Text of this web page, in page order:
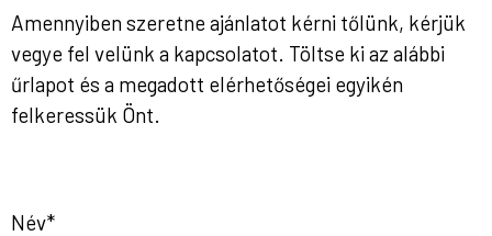
Amennyiben szeretne ajánlatot kérni tőlünk, kérjük
vegye fel velünk a kapcsolatot. Töltse ki az alábbi
űrlapot és a megadott elérhetőségei egyikén
felkeressük Önt.
Név*